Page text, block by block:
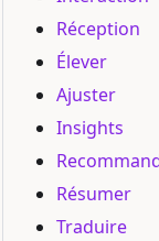
Réception
Élever
Ajuster
Insights
Résumer
Traduire